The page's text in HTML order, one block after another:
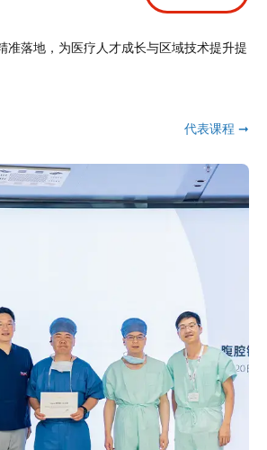
准落地，为医疗人才成长与区域技术提升提
代表课程 ➞